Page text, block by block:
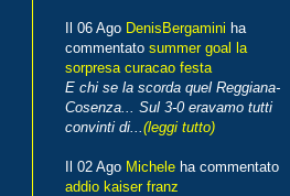
Il 06 Ago DenisBergamini ha
commentato summer goal la
sorpresa curacao festa
E chi se la scorda quel Reggiana-
Cosenza... Sul 3-0 eravamo tutti
convinti di... (leggi tutto)
Il 02 Ago Michele ha commentato
addio kaiser franz